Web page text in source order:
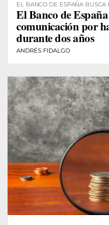
EL BANCO DE ESPAÑA BUSCA
COMUNICACIÓN
El Banco de
comunicación por
durante dos años
ANDRÉS FIDALGO